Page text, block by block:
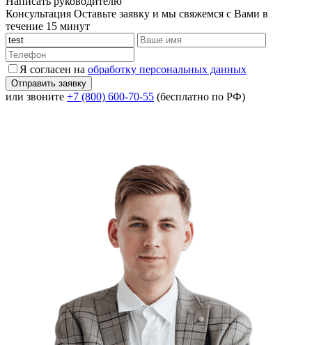
Консультация Оставьте заявку и мы свяжемся с Вами в
течение 15 минут
Я согласен на обработку персональных данных
или звоните +7 (800) 600-70-55 (бесплатно по РФ)